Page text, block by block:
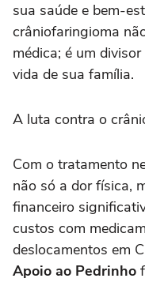
sua saúde e bem-
crâniofaringioma
médica; é um
vida de sua família.
A luta contra o
Com o tratamento
não só a dor física,
financeiro
custos com
deslocamentos em
Apoio ao Pedrinho